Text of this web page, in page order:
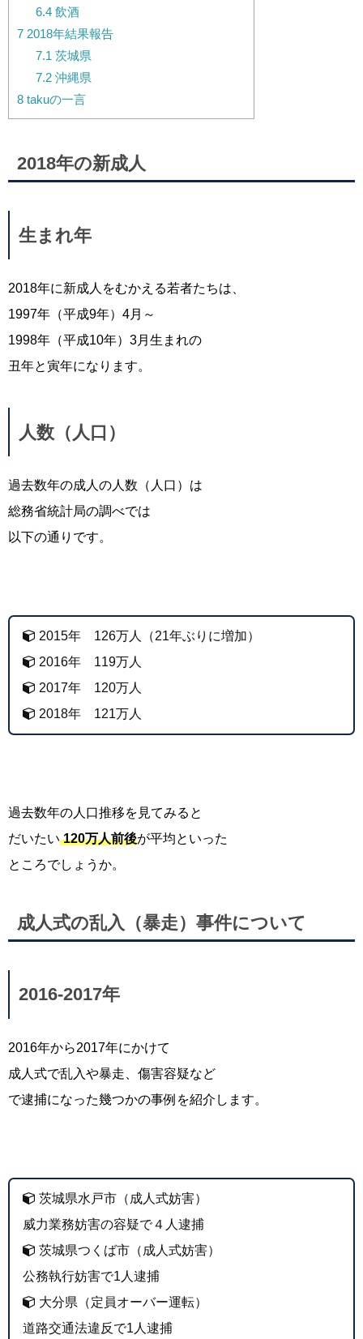
6.4飲酒
7 2018年結果報告
7.1 茨城県
7.2沖縄県
8 takuの一言
2018年の新成人
生まれ年
2018年に新成人をむかえる若者たちは、
1997年（平成9年）4月～
1998年（平成10年）3月生まれの
丑年と寅年になります。
人数（人口）
過去数年の成人の人数（人口）は
総務省統計局の調べでは
以下の通りです。
2015年 126万人（21年ぶりに増加）
2016年 119万人
2017年 120万人
2018年 121万人
過去数年の人口推移を見てみると
だいたい120万人前後が平均といった
ところでしょうか。
成人式の乱入（暴走）事件について
2016-2017年
2016年から2017年にかけて
成人式で乱入や暴走、傷害容疑など
で逮捕になった幾つかの事例を紹介します。
茨城県水戸市（成人式妨害）
威力業務妨害の容疑で４人逮捕
茨城県つくば市（成人式妨害）
公務執行妨害で1人逮捕
大分県（定員オーバー運転）
道路交通法違反で1人逮捕